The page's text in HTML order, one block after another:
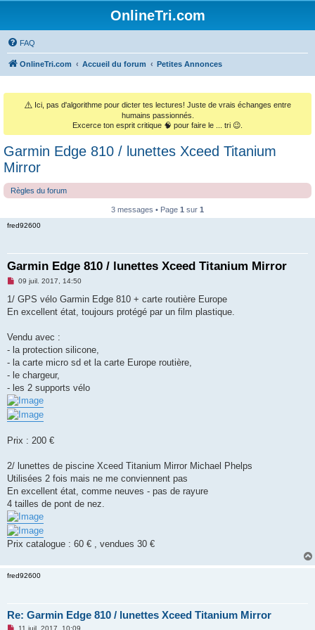
OnlineTri.com
FAQ
OnlineTri.com Accueil du forum Petites Annonces
⚠️ Ici, pas d'algorithme pour dicter tes lectures! Juste de vrais échanges entre
humains passionnés.
Excerce ton esprit critique 🧠 pour faire le ... tri 😉.
Garmin Edge 810 / lunettes Xceed Titanium
Mirror
Règles du forum
3 messages • Page 1 sur 1
fred92600
Garmin Edge 810 / lunettes Xceed Titanium Mirror
M
s
a
n
o
l
u
09 juil. 2017, 14:50
1/ GPS vélo Garmin Edge 810 + carte routière Europe
En excellent état, toujours protégé par un film plastique.
Vendu avec :
- la protection silicone,
- la carte micro sd et la carte Europe routière,
- le chargeur,
- les 2 supports vélo
Prix : 200 €
2/ lunettes de piscine Xceed Titanium Mirror Michael Phelps
Utilisées 2 fois mais ne me conviennent pas
En excellent état, comme neuves - pas de rayure
4 tailles de pont de nez.
Prix catalogue : 60 € , vendues 30 €
fred92600
Re: Garmin Edge 810 / lunettes Xceed Titanium Mirror
M